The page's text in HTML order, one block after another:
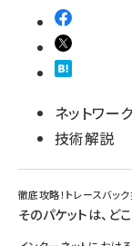
ネットワーク
技術解説
徹底攻略！トレースバッ
そのパケットは、ど